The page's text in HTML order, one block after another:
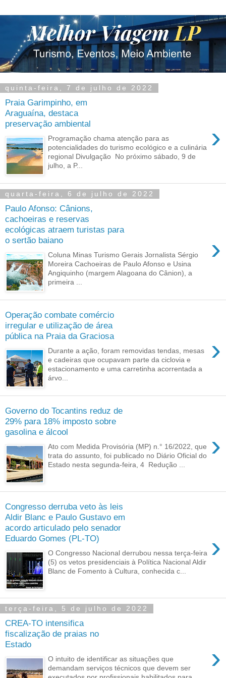
quinta-feira, 7 de julho de 2022
Praia Garimpinho, em
Araguaína, destaca
preservação ambiental
›
Programação chama atenção para as
potencialidades do turismo ecológico e a culinária
regional Divulgação No próximo sábado, 9 de
julho, a P...
quarta-feira, 6 de julho de 2022
Paulo Afonso: Cânions,
cachoeiras e reservas
ecológicas atraem turistas para
o sertão baiano
›
Coluna Minas Turismo Gerais Jornalista Sérgio
Moreira Cachoeiras de Paulo Afonso e Usina
Angiquinho (margem Alagoana do Cânion), a
primeira ...
Operação combate comércio
irregular e utilização de área
pública na Praia da Graciosa
›
Durante a ação, foram removidas tendas, mesas
e cadeiras que ocupavam parte da ciclovia e
estacionamento e uma carretinha acorrentada a
árvo...
Governo do Tocantins reduz de
29% para 18% imposto sobre
gasolina e álcool
›
Ato com Medida Provisória (MP) n.° 16/2022, que
trata do assunto, foi publicado no Diário Oficial do
Estado nesta segunda-feira, 4 Redução ...
Congresso derruba veto às leis
Aldir Blanc e Paulo Gustavo em
acordo articulado pelo senador
Eduardo Gomes (PL-TO)
›
O Congresso Nacional derrubou nessa terça-feira
(5) os vetos presidenciais à Política Nacional Aldir
Blanc de Fomento à Cultura, conhecida c...
terça-feira, 5 de julho de 2022
CREA-TO intensifica
fiscalização de praias no
Estado
›
O intuito de identificar as situações que
demandam serviços técnicos que devem ser